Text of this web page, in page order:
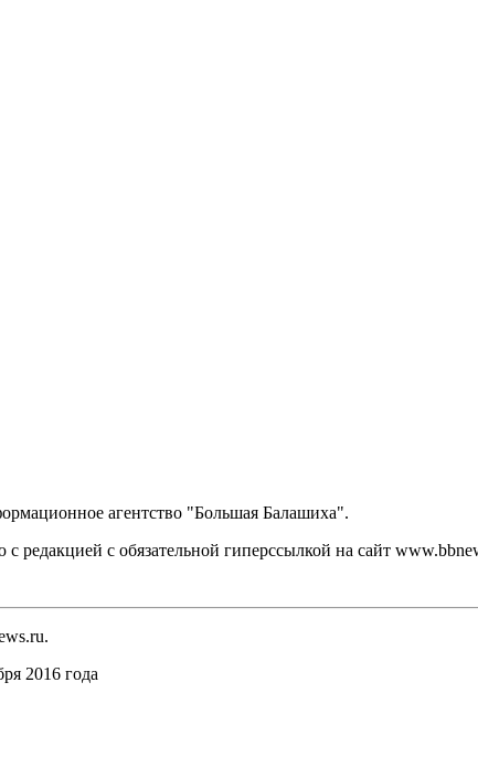
агентство "Большая Балашиха".
редакцией с обязательной гиперссылкой на сайт
2016 года